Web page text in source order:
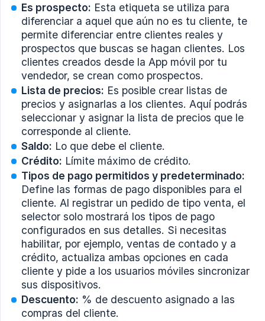
Es prospecto: Esta etiqueta se utiliza para
diferenciar a aquel que aún no es tu cliente, te
permite diferenciar entre clientes reales y
prospectos que buscas se hagan clientes. Los
clientes creados desde la App móvil por tu
vendedor, se crean como prospectos.
Lista de precios: Es posible crear listas de
precios y asignarlas a los clientes. Aquí podrás
seleccionar y asignar la lista de precios que le
corresponde al cliente.
Saldo: Lo que debe el cliente.
Crédito: Límite máximo de crédito.
Tipos de pago permitidos y predeterminado:
Define las formas de pago disponibles para el
cliente. Al registrar un pedido de tipo venta, el
selector solo mostrará los tipos de pago
configurados en sus detalles. Si necesitas
habilitar, por ejemplo, ventas de contado y a
crédito, actualiza ambas opciones en cada
cliente y pide a los usuarios móviles sincronizar
sus dispositivos.
Descuento: % de descuento asignado a las
compras del cliente.